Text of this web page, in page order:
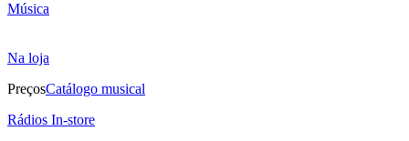
Música
Na loja
PreçosCatálogo musical
Rádios In-store